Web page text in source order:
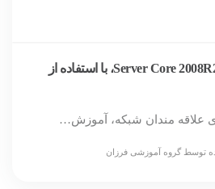
آموزش پیکربندی محیط Server Core 2008R2، با استفاده از
علاقه مندان شبکه، آموزش…
توسط گروه آموزشی فرزان